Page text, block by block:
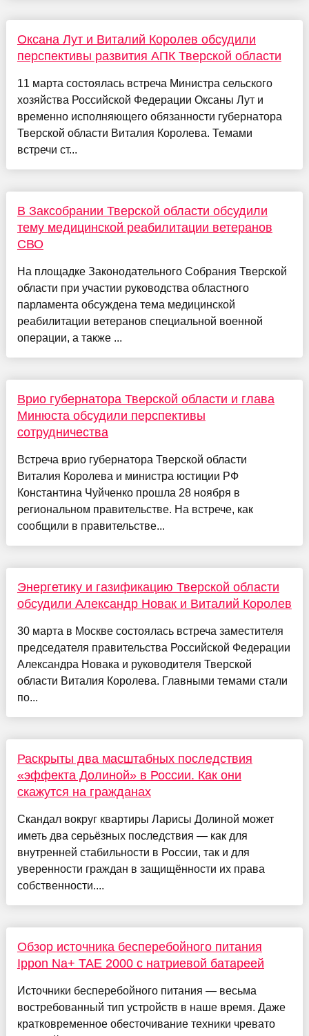
Оксана Лут и Виталий Королев обсудили
перспективы развития АПК Тверской области
11 марта состоялась встреча Министра сельского
хозяйства Российской Федерации Оксаны Лут и
временно исполняющего обязанности губернатора
Тверской области Виталия Королева. Темами
встречи ст...
В Заксобрании Тверской области обсудили
тему медицинской реабилитации ветеранов
СВО
На площадке Законодательного Собрания Тверской
области при участии руководства областного
парламента обсуждена тема медицинской
реабилитации ветеранов специальной военной
операции, а также ...
Врио губернатора Тверской области и глава
Минюста обсудили перспективы
сотрудничества
Встреча врио губернатора Тверской области
Виталия Королева и министра юстиции РФ
Константина Чуйченко прошла 28 ноября в
региональном правительстве. На встрече, как
сообщили в правительстве...
Энергетику и газификацию Тверской области
обсудили Александр Новак и Виталий Королев
30 марта в Москве состоялась встреча заместителя
председателя правительства Российской Федерации
Александра Новака и руководителя Тверской
области Виталия Королева. Главными темами стали
по...
Раскрыты два масштабных последствия
«эффекта Долиной» в России. Как они
скажутся на гражданах
Скандал вокруг квартиры Ларисы Долиной может
иметь два серьёзных последствия — как для
внутренней стабильности в России, так и для
уверенности граждан в защищённости их права
собственности....
Обзор источника бесперебойного питания
Ippon Na+ TAE 2000 c натриевой батареей
Источники бесперебойного питания — весьма
востребованный тип устройств в наше время. Даже
кратковременное обесточивание техники чревато